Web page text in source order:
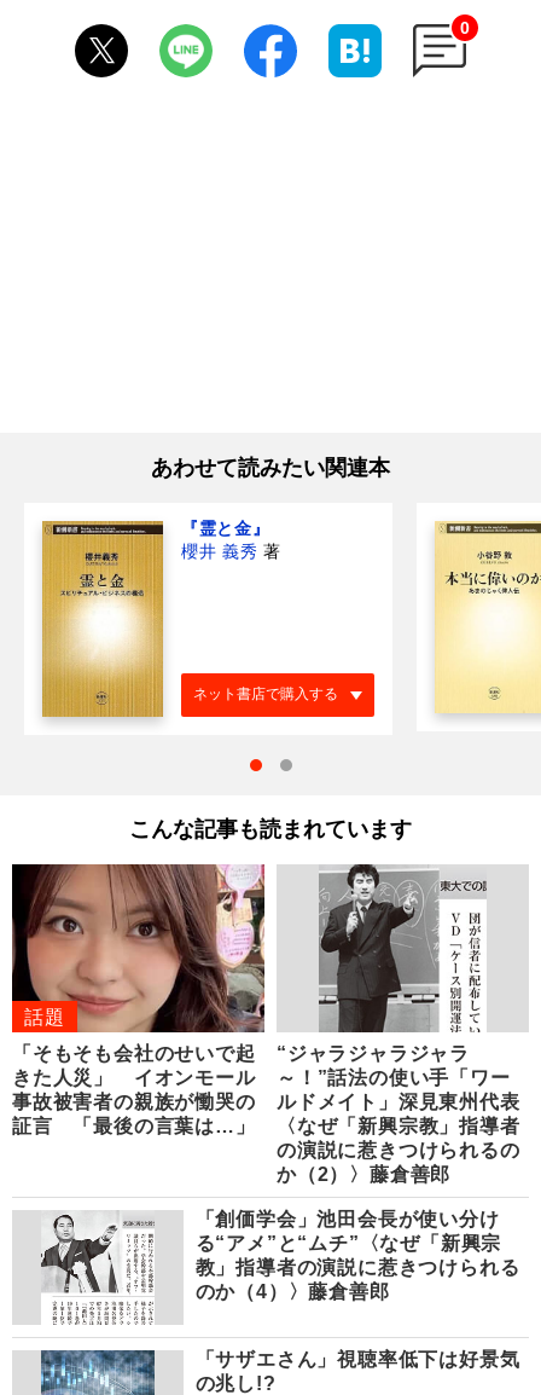
0
あわせて読みたい関連本
『霊と金』
櫻井 義秀 著
ネット書店で購入する
こんな記事も読まれています
話題
「そもそも会社のせいで起
きた人災」 イオンモール
事故被害者の親族が慟哭の
証言 「最後の言葉は…」
“ジャラジャラジャラ
～！”話法の使い手「ワー
ルドメイト」深見東州代表
〈なぜ「新興宗教」指導者
の演説に惹きつけられるの
か（2）〉藤倉善郎
「創価学会」池田会長が使い分け
る“アメ”と“ムチ”〈なぜ「新興宗
教」指導者の演説に惹きつけられる
のか（4）〉藤倉善郎
「サザエさん」視聴率低下は好景気
の兆し!?